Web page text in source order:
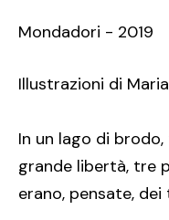
Mondadori - 2019
Illustrazioni di
In un lago di
grande libertà, tre
erano, pensate,